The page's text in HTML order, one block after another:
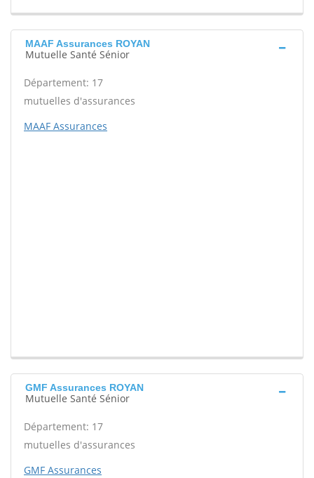
MAAF Assurances ROYAN
Mutuelle Santé Sénior
Département: 17
mutuelles d'assurances
MAAF Assurances
GMF Assurances ROYAN
Mutuelle Santé Sénior
Département: 17
mutuelles d'assurances
GMF Assurances